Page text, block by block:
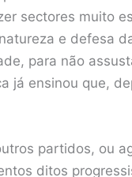
sectores muito
e defesa
para não
já ensinou que,
partidos, ou
ditos